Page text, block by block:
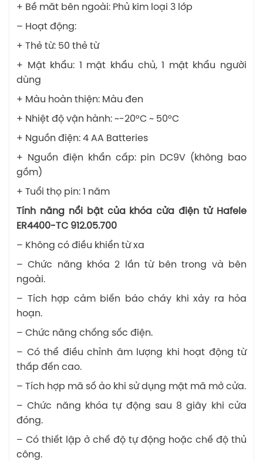
+ Bề măt bên ngoài: Phủ kim loại 3 lớp
– Hoạt động:
+ Thẻ từ: 50 thẻ từ
+ Mật khẩu: 1 mật khẩu chủ, 1 mật khẩu người
dùng
+ Màu hoàn thiện: Màu đen
+ Nhiệt độ vận hành: ~-20°C ~ 50°C
+ Nguồn điện: 4 AA Batteries
+ Nguồn điện khẩn cấp: pin DC9V (không bao
gồm)
+ Tuổi thọ pin: 1 năm
Tính năng nổi bật của khóa cửa điện tử Hafele
ER4400-TC 912.05.700
– Không có điều khiển từ xa
– Chức năng khóa 2 lần từ bên trong và bên
ngoài.
– Tích hợp cảm biến báo cháy khi xảy ra hỏa
hoạn.
– Chức năng chống sốc điện.
– Có thể điều chỉnh âm lượng khi hoạt động từ
thấp đến cao.
– Tích hợp mã số ảo khi sử dụng mật mã mở cửa.
– Chức năng khóa tự động sau 8 giây khi cửa
đóng.
– Có thiết lập ở chế độ tự động hoặc chế độ thủ
công.